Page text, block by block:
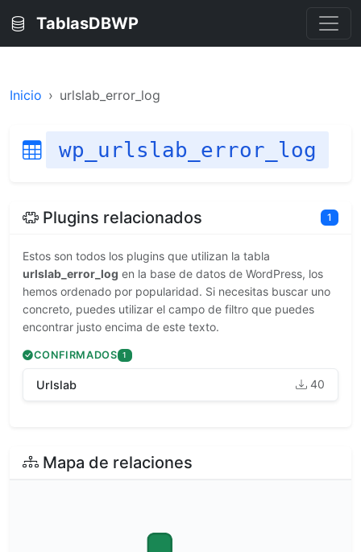
TablasDBWP
Inicio urlslab_error_log
wp_urlslab_error_log
Plugins relacionados 1
Estos son todos los plugins que utilizan la tabla
urlslab_error_log en la base de datos de WordPress, los
hemos ordenado por popularidad. Si necesitas buscar uno
concreto, puedes utilizar el campo de filtro que puedes
encontrar justo encima de este texto.
CONFIRMADOS 1
Urlslab 40
Mapa de relaciones